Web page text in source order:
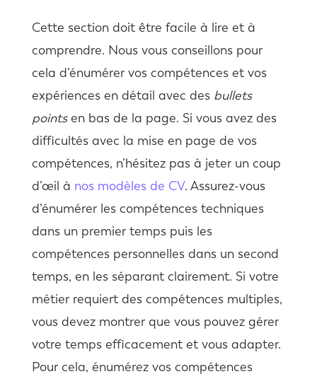
Cette section doit être facile à lire et à
comprendre. Nous vous conseillons pour
cela d’énumérer vos compétences et vos
expériences en détail avec des bullets
pointsen bas de la page. Si vous avez des
difficultés avec la mise en page de vos
compétences, n’hésitez pas à jeter un coup
d’œil à nos modèles de CV. Assurez-vous
d’énumérer les compétences techniques
dans un premier temps puis les
compétences personnelles dans un second
temps, en les séparant clairement. Si votre
métier requiert des compétences multiples,
vous devez montrer que vous pouvez gérer
votre temps efficacement et vous adapter.
Pour cela, énumérez vos compétences